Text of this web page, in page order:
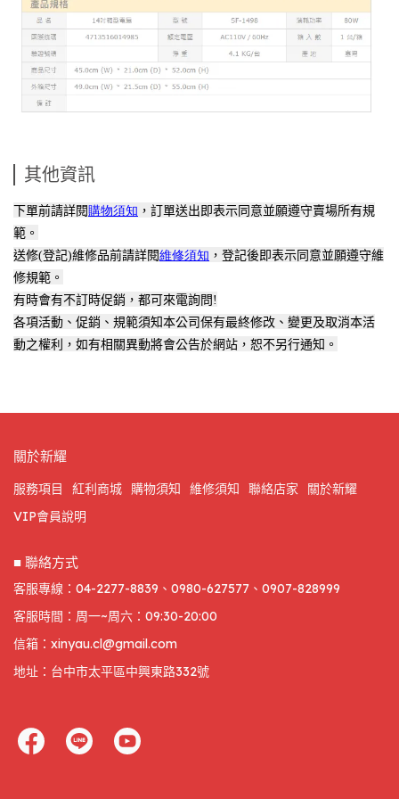
其他資訊
下單前請詳閱購物須知 ，訂單送出即表示同意並願遵守賣場所有規
範。
送修(登記)維修品前請詳閱維修須知 ，登記後即表示同意並願遵守維
修規範。
有時會有不訂時促銷，都可來電詢問 !
各項活動、促銷、規範須知本公司保有最終修改、變更及取消本活
動之權利，如有相關異動將會公告於網站，恕不另行通知。
關於新耀
服務項目 紅利商城 購物須知 維修須知 聯絡店家
關於新耀
VIP會員說明
■ 聯絡方式
客服專線：04-2277-8839、0980-627577、0907-828999
客服時間：周一~周六：09:30-20:00
信箱：xinyau.cl@gmail.com
地址：台中市太平區中興東路332號